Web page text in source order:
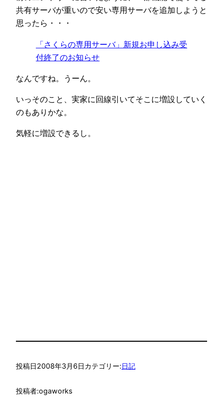
共有サーバが重いので安い専用サーバを追加しようと
思ったら・・・
「さくらの専用サーバ」新規お申し込み受
付終了のお知らせ
なんですね。うーん。
いっそのこと、実家に回線引いてそこに増設していく
のもありかな。
気軽に増設できるし。
投稿日2008年3月6日カテゴリー:日記
投稿者:ogaworks